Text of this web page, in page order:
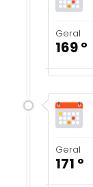
Geral
169 º
Geral
171 º